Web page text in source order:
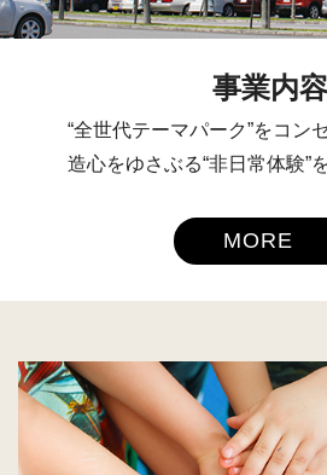
事業内容
“全世代テーマパーク”をコン
造心をゆさぶる“非日常体験”
MORE